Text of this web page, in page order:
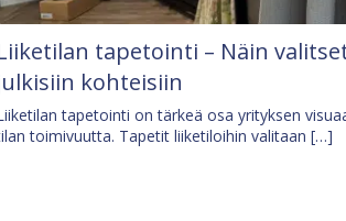
tapetointi – Näin
kohteisiin
tapetointi on tärkeä osa yrityksen
toimivuutta. Tapetit liiketiloihin valitaan […]